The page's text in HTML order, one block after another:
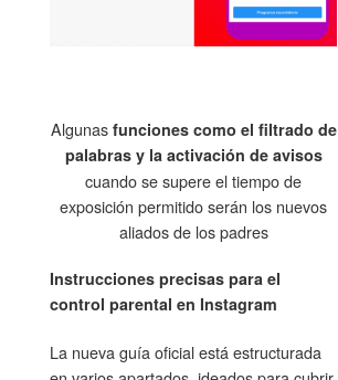
Algunas funciones como el filtrado de
palabras y la activación de avisos
cuando se supere el tiempo de
exposición permitido serán los nuevos
aliados de los padres
Instrucciones precisas para el
control parental en Instagram
La nueva guía oficial está estructurada